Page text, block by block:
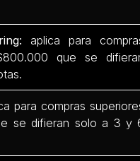
aplica para
que se
para compras
se difieran solo a 3 y